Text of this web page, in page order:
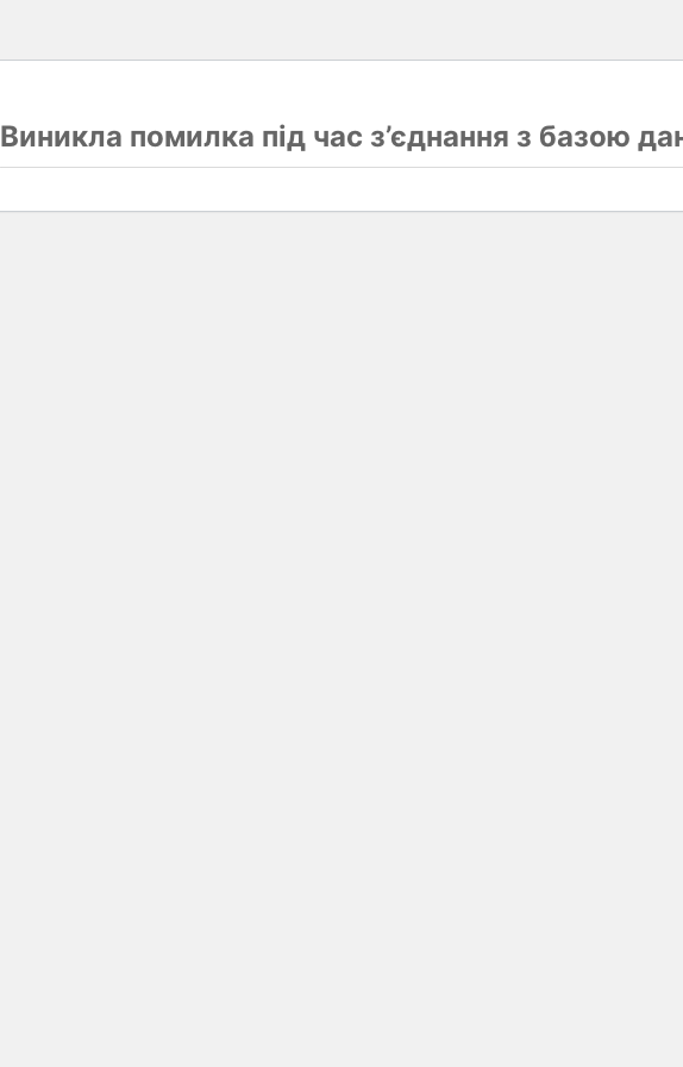
Виникла помилка під час з’єднання з базою